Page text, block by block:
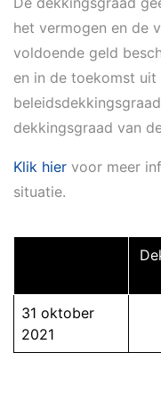
het vermogen en de
voldoende geld
en in de toekomst uit
dekkingsgraad van
Klik hier voor meer
situatie.
31 oktober
2021